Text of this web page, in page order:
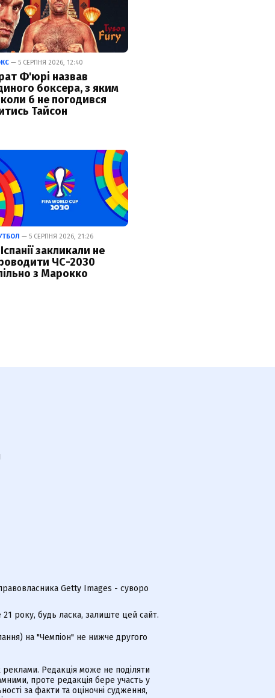
— 5 СЕРПНЯ 2026, 12:40
Ф'юрі назвав
боксера, з яким
б не погодився
Тайсон
— 5 СЕРПНЯ 2026, 21:26
закликали не
ЧС-2030
з Марокко
Getty Images - суворо
року, будь ласка, залиште цей сайт.
на "Чемпіон" не нижче другого
Редакція може не поділяти
проте редакція бере участь у
за факти та оціночні судження,